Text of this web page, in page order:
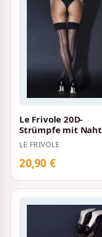
Le Frivole 20D-
Strümpfe mit Naht
Schwarz
LE FRIVOLE
20,90 €